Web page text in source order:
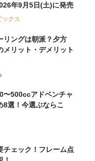
年9月5日(土)に発売
ックス
リングは朝派？夕方
メリット・デメリット
〜500ccアドベンチャ
8選！今選ぶならこ
チェック！フレーム点